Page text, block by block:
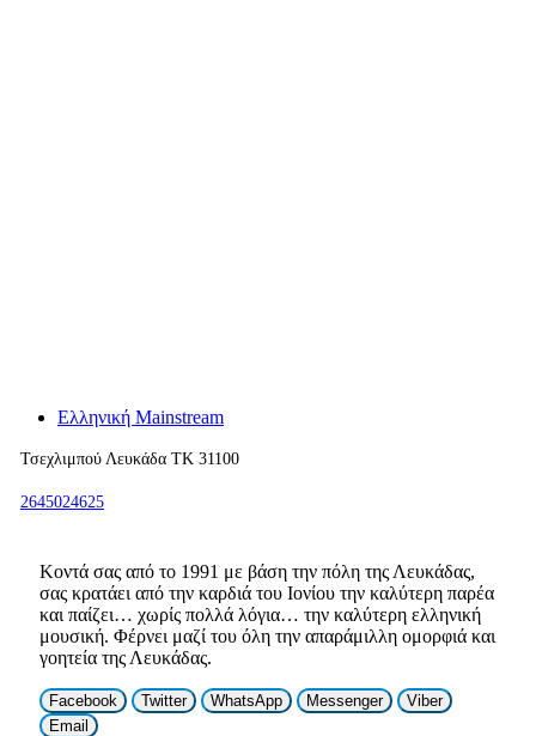
Ελληνική Mainstream
Τσεχλιμπού Λευκάδα ΤΚ 31100
2645024625
Κοντά σας από το 1991 με βάση την πόλη της Λευκάδας,
σας κρατάει από την καρδιά του Ιονίου την καλύτερη παρέα
και παίζει… χωρίς πολλά λόγια… την καλύτερη ελληνική
μουσική. Φέρνει μαζί του όλη την απαράμιλλη ομορφιά και
γοητεία της Λευκάδας.
Facebook Twitter WhatsApp Messenger
Viber
Email